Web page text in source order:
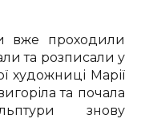
вже проходили
та розписали у
художниці Марії
та почала
знову